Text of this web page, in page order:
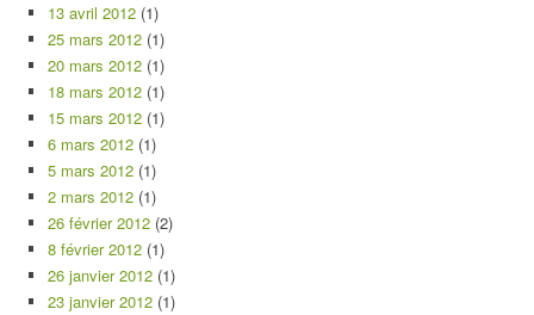
13 avril 2012 (1)
25 mars 2012 (1)
20 mars 2012 (1)
18 mars 2012 (1)
15 mars 2012 (1)
6 mars 2012 (1)
5 mars 2012 (1)
2 mars 2012 (1)
26 février 2012 (2)
8 février 2012 (1)
26 janvier 2012 (1)
23 janvier 2012 (1)